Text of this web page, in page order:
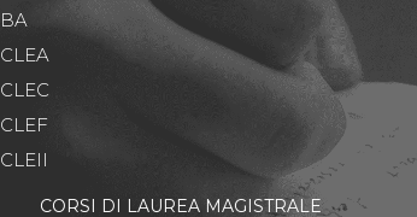
BA
CLEA
CLEC
CLEF
CLEII
CORSI DI LAUREA MAGISTRALE